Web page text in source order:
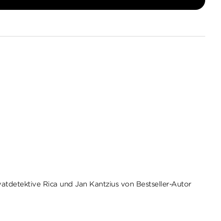
Rica und Jan Kantzius von Bestseller-Autor